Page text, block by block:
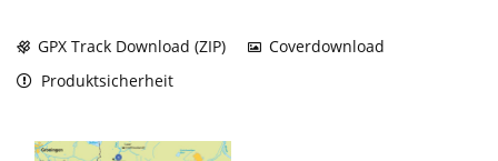
GPX Track Download (ZIP)
Coverdownload
Produktsicherheit